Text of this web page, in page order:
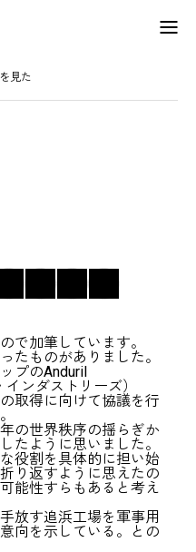
LINE
見た
で加筆しています。
たものがありました。
プのAnduril
ンダストリーズ）
取得に向けて協議を行
の世界秩序の揺らぎか
たように思いました。
役割を具体的に担い始
り返すように思えたの
能性すらもあると考え
放す追浜工場を軍事用
向を示している。との